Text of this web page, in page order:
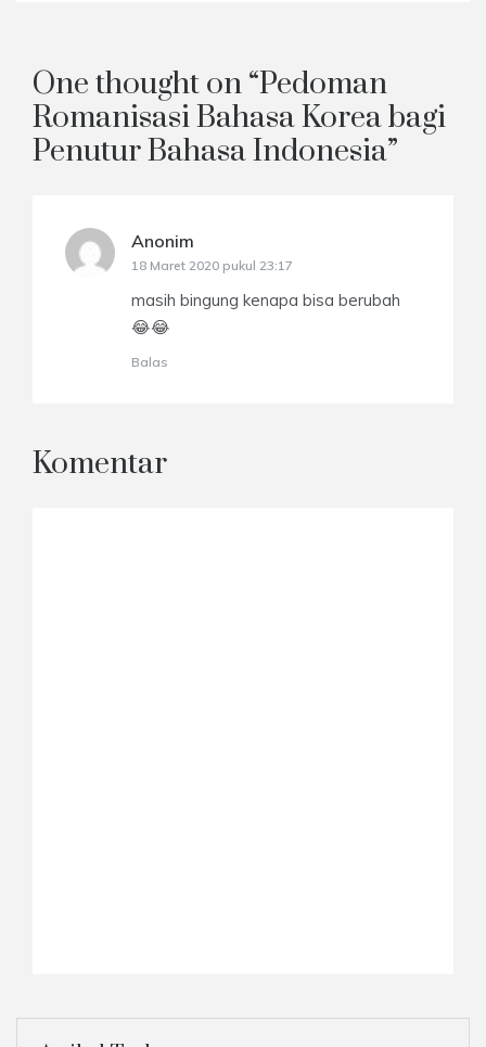
One thought on “Pedoman
Romanisasi Bahasa Korea bagi
Penutur Bahasa Indonesia”
Anonim
18 Maret 2020 pukul 23:17
masih bingung kenapa bisa berubah
😂😂
Balas
Komentar